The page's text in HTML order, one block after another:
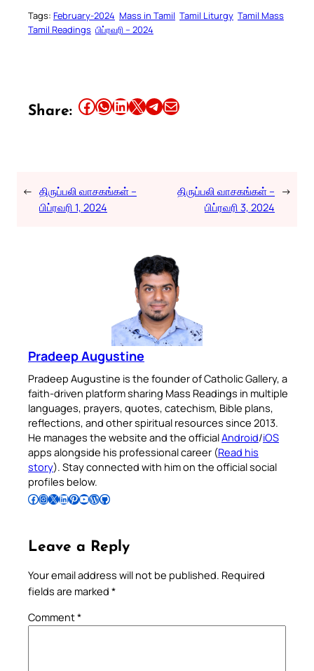
Tags: February-2024 Mass in Tamil Tamil Liturgy Tamil Mass
Tamil Readings பிப்ரவரி – 2024
Share: Share this article on Facebook Share this article on WhatsApp Share this article on LinkedIn Share this article on X Share this article on TelegramEmail this Article
← திருப்பலி வாசகங்கள் –
பிப்ரவரி 1, 2024
திருப்பலி வாசகங்கள் –
பிப்ரவரி 3, 2024
→
Pradeep Augustine
Pradeep Augustine is the founder of Catholic Gallery, a
faith-driven platform sharing Mass Readings in multiple
languages, prayers, quotes, catechism, Bible plans,
reflections, and other spiritual resources since 2013.
He manages the website and the officialAndroid/iOS
apps alongside his professional career (Read his
story). Stay connected with him on the official social
profiles below.
Follow Pradeep on Facebook Follow Pradeep on InstagramFollow Pradeep on X Follow Pradeep on LinkedIn Follow Pradeep on Pinterest Subscribe to Pradeep’s Youtube Channel Follow Pradeep on WordPress Follow Pradeep on GitHub
Leave a Reply
Your email address will not be published. Required
fields are marked *
Comment*